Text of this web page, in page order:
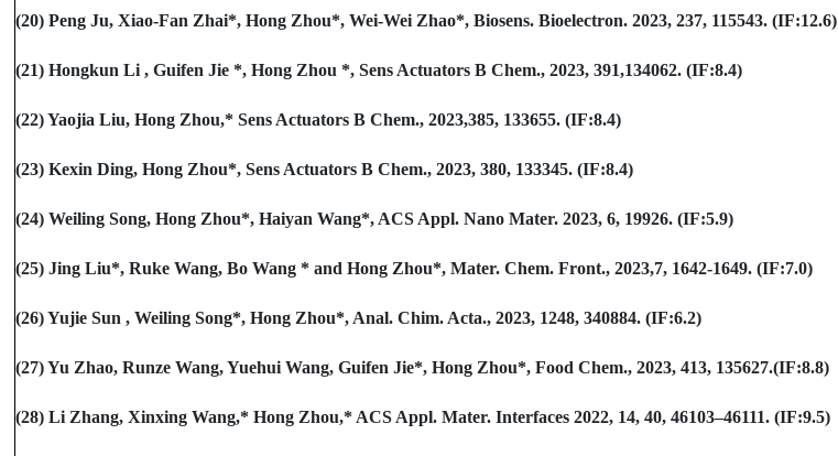
(20) Peng Ju, Xiao-Fan Zhai*, Hong Zhou*, Wei-Wei Zhao*, Biosens. Bioelectron. 2023, 237, 115543. (IF:12.6)
(21) Hongkun Li , Guifen Jie *, Hong Zhou *, Sens Actuators B Chem., 2023, 391,134062. (IF:8.4)
(22) Yaojia Liu, Hong Zhou,* Sens Actuators B Chem., 2023,385, 133655. (IF:8.4)
(23) Kexin Ding, Hong Zhou*, Sens Actuators B Chem., 2023, 380, 133345. (IF:8.4)
(24) Weiling Song, Hong Zhou*, Haiyan Wang*, ACS Appl. Nano Mater. 2023, 6, 19926. (IF:5.9)
(25) Jing Liu*, Ruke Wang, Bo Wang * and Hong Zhou*, Mater. Chem. Front., 2023,7, 1642-1649. (IF:7.0)
(26) Yujie Sun , Weiling Song*, Hong Zhou*, Anal. Chim. Acta., 2023, 1248, 340884. (IF:6.2)
(27) Yu Zhao, Runze Wang, Yuehui Wang, Guifen Jie*, Hong Zhou*, Food Chem., 2023, 413, 135627.(IF:8.8)
(28) Li Zhang, Xinxing Wang,* Hong Zhou,* ACS Appl. Mater. Interfaces 2022, 14, 40, 46103–46111. (IF:9.5)